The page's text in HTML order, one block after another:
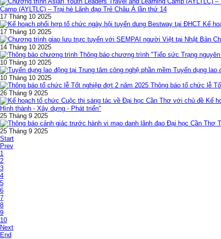
Camp (AYLTLC) – Trại hè Lãnh đạo Trẻ Châu Á lần thứ 14
17 Tháng 10 2025
Kế
17 Tháng 10 2025
14 Tháng 10 2025
Thông báo chương trình "Tiếp sức Trạng
10 Tháng 10 2025
Tuyển dụng lao
10 Tháng 10 2025
Thông báo tổ chức lễ
26 Tháng 9 2025
Kế
Hình thành - Xây dựng - Phát triển"
25 Tháng 9 2025
25 Tháng 9 2025
Start
Prev
1
2
3
4
5
6
7
8
9
10
Next
End